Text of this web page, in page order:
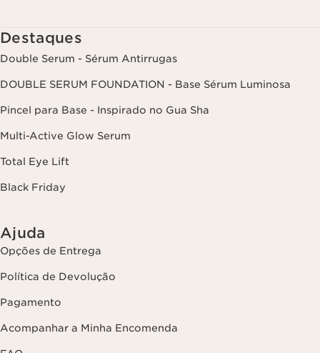
as suas informações, assim como o direito de se opor e impedir o
respetivo processamento. Poderá exercer este direito,
contactando-nos. Para mais informações, consulte a nossa política
de privacidade, clicando aqui
Destaques
Double Serum - Sérum Antirrugas
DOUBLE SERUM FOUNDATION - Base Sérum Luminosa
Pincel para Base - Inspirado no Gua Sha
Multi-Active Glow Serum
Total Eye Lift
Black Friday
Ajuda
Opções de Entrega
Política de Devolução
Pagamento
Acompanhar a Minha Encomenda